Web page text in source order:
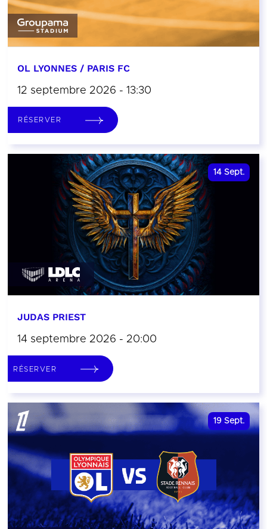
OL LYONNES / PARIS FC
12 septembre 2026 - 13:30
RÉSERVER
14 Sept.
JUDAS PRIEST
14 septembre 2026 - 20:00
RÉSERVER
19 Sept.